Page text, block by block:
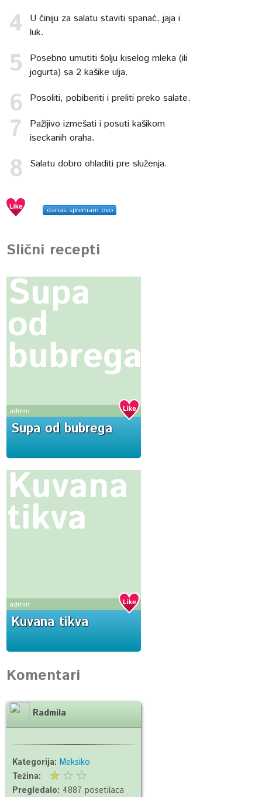
U činiju za salatu staviti spanać, jaja i
luk.
Posebno umutiti šolju kiselog mleka (ili
jogurta) sa 2 kašike ulja.
Posoliti, pobiberiti i preliti preko salate.
Pažljivo izmešati i posuti kašikom
iseckanih oraha.
Salatu dobro ohladiti pre služenja.
danas spremam ovo
Slični recepti
Supa
od
bubrega
admin
Supa od bubrega
Kuvana
tikva
admin
Kuvana tikva
Komentari
Radmila
Kategorija:Meksiko
Težina:
Pregledalo: 4887 posetilaca